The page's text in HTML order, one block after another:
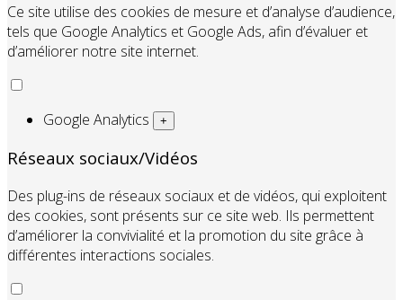
Ce site utilise des cookies de mesure et d’analyse d’audience,
tels que Google Analytics et Google Ads, afin d’évaluer et
d’améliorer notre site internet.
Google Analytics +
Réseaux sociaux/Vidéos
Des plug-ins de réseaux sociaux et de vidéos, qui exploitent
des cookies, sont présents sur ce site web. Ils permettent
d’améliorer la convivialité et la promotion du site grâce à
différentes interactions sociales.